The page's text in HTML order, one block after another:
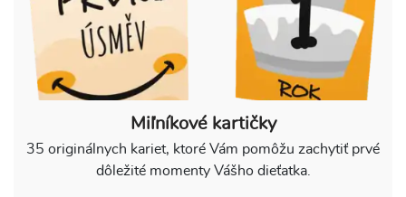
Miľníkové kartičky
35 originálnych kariet, ktoré Vám pomôžu zachytiť prvé
dôležité momenty Vášho dieťatka.